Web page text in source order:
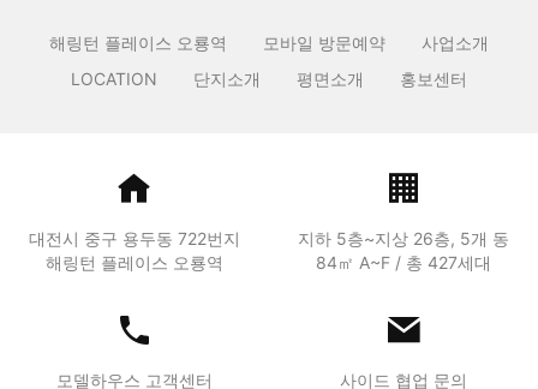
해링턴 플레이스 오룡역 모바일 방문예약
사업소개
LOCATION
단지소개 평면소개 홍보센터
대전시 중구 용두동 722번지
해링턴 플레이스 오룡역
지하 5층~지상 26층, 5개 동
84㎡ A~F / 총 427세대
모델하우스 고객센터 사이드 협업 문의